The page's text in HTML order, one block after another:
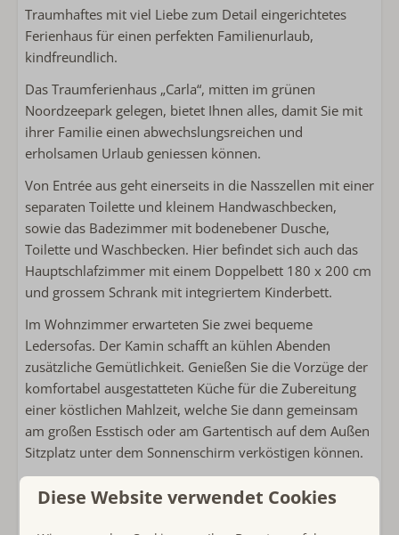
Wohnen & Kochen
Grundfläche: 90
Komplette Küche
Bügeleisen
Flachbildschirm-TV
Bügelbrett
Wäscheständer
Eierkocher
Kombimicrowelle
Kühlschrank
Kaffeemaschine mit Pads
Kaffeemaschinenfilter
Wasserkocher
Toaster
Außenbereich
Lounge-Sofa
Verwendung von Lagerung oder Schuppen
Fahrradkeller
Sanitär
Traumhaftes mit viel Liebe zum Detail eingerichtetes
Ferienhaus für einen perfekten Familienurlaub,
kindfreundlich.
Das Traumferienhaus „Carla“, mitten im grünen
Noordzeepark gelegen, bietet Ihnen alles, damit Sie mit
ihrer Familie einen abwechslungsreichen und
erholsamen Urlaub geniessen können.
Von Entrée aus geht einerseits in die Nasszellen mit einer
separaten Toilette und kleinem Handwaschbecken,
sowie das Badezimmer mit bodenebener Dusche,
Toilette und Waschbecken. Hier befindet sich auch das
Hauptschlafzimmer mit einem Doppelbett 180 x 200 cm
und grossem Schrank mit integriertem Kinderbett.
Im Wohnzimmer erwarteten Sie zwei bequeme
Ledersofas. Der Kamin schafft an kühlen Abenden
zusätzliche Gemütlichkeit. Genießen Sie die Vorzüge der
komfortabel ausgestatteten Küche für die Zubereitung
einer köstlichen Mahlzeit, welche Sie dann gemeinsam
am großen Esstisch oder am Gartentisch auf dem Außen
Sitzplatz unter dem Sonnenschirm verköstigen können.
Gartenanlage haben. Ob Schaukel, Rutschbahn oder
Diese Website verwendet Cookies